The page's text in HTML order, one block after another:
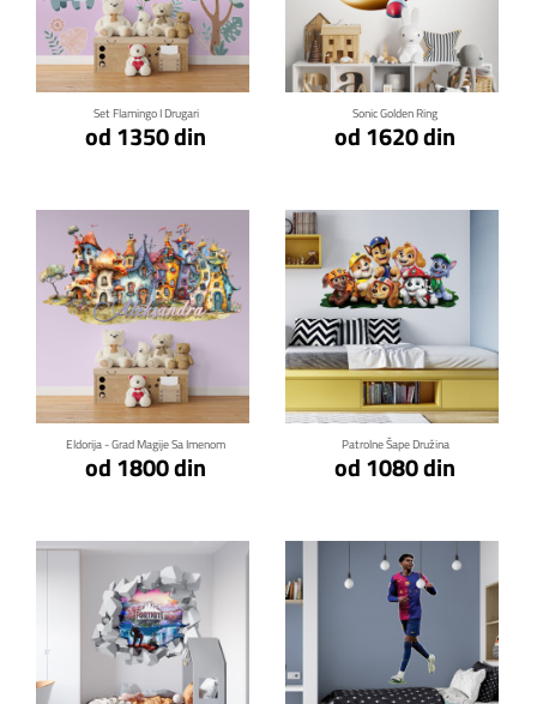
Set Flamingo I Drugari
od 1350 din
Klikni za detalje
Sonic Golden Ring
od 1620 din
Klikni za detalje
Eldorija - Grad Magije Sa Imenom
od 1800 din
Klikni za detalje
Patrolne Šape Družina
od 1080 din
Klikni za detalje
Klikni za detalje Klikni za detalje